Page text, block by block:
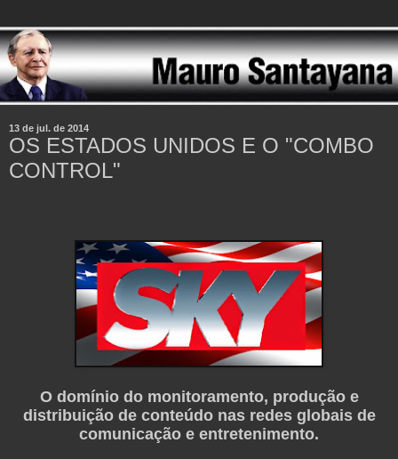
13 de jul. de 2014
OS ESTADOS UNIDOS E O "COMBO
CONTROL"
O domínio do monitoramento, produção e
distribuição de conteúdo nas redes globais de
comunicação e entretenimento.